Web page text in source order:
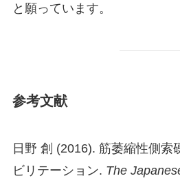
と願っています。
参考文献
日野 創 (2016). 筋萎縮性側索
ビリテーション. The